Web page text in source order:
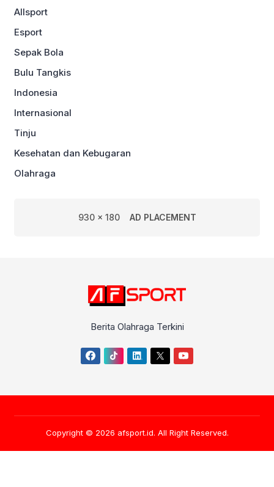
Allsport
Esport
Sepak Bola
Bulu Tangkis
Indonesia
Internasional
Tinju
Kesehatan dan Kebugaran
Olahraga
930 x 180 AD PLACEMENT
Berita Olahraga Terkini
Copyright © 2026 afsport.id. All Right Reserved.